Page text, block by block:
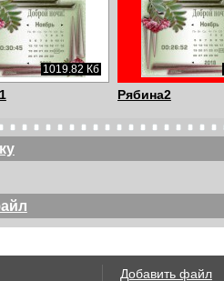
1019.82 Кб
Рябина2
Добавить файл